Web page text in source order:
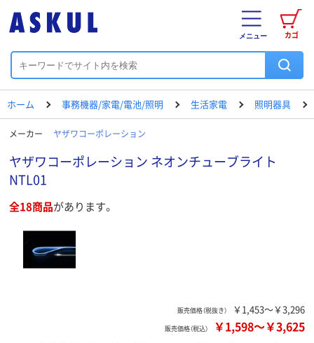
カゴ
メニュー
ホーム 事務機器/家電/電池/照明 生活家電 照明器具
メーカー ヤザワコーポレーション
ヤザワコーポレーション ネオンチューブライト
NTL01
全18商品があります。
販売価格（税抜き） ￥1,453～￥3,296
販売価格（税込） ￥1,598～￥3,625